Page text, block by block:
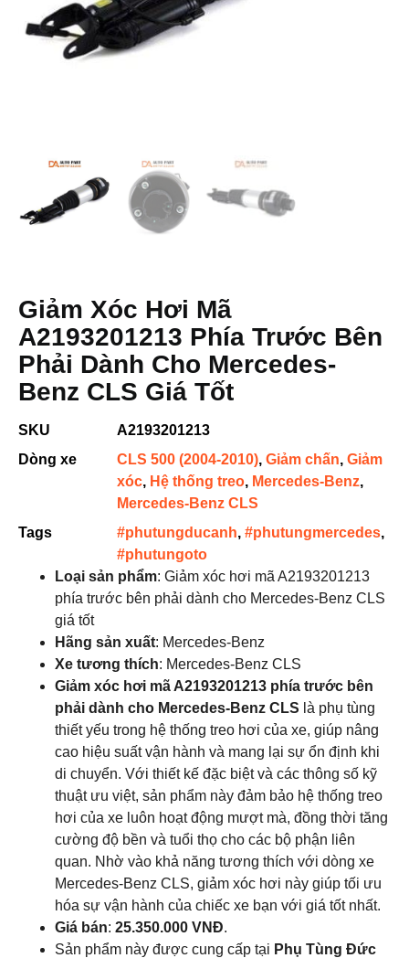
Giảm Xóc Hơi Mã
A2193201213 Phía Trước Bên
Phải Dành Cho Mercedes-
Benz CLS Giá Tốt
SKU
A2193201213
Dòng xe
CLS 500 (2004-2010), Giảm chấn, Giảm
xóc, Hệ thống treo, Mercedes-Benz,
Mercedes-Benz CLS
Tags
#phutungducanh, #phutungmercedes,
#phutungoto
Loại sản phẩm: Giảm xóc hơi mã A2193201213
phía trước bên phải dành cho Mercedes-Benz CLS
giá tốt
Hãng sản xuất: Mercedes-Benz
Xe tương thích: Mercedes-Benz CLS
Giảm xóc hơi mã A2193201213 phía trước bên
phải dành cho Mercedes-Benz CLS là phụ tùng
thiết yếu trong hệ thống treo hơi của xe, giúp nâng
cao hiệu suất vận hành và mang lại sự ổn định khi
di chuyển. Với thiết kế đặc biệt và các thông số kỹ
thuật ưu việt, sản phẩm này đảm bảo hệ thống treo
hơi của xe luôn hoạt động mượt mà, đồng thời tăng
cường độ bền và tuổi thọ cho các bộ phận liên
quan. Nhờ vào khả năng tương thích với dòng xe
Mercedes-Benz CLS, giảm xóc hơi này giúp tối ưu
hóa sự vận hành của chiếc xe bạn với giá tốt nhất.
Giá bán: 25.350.000 VNĐ.
Sản phẩm này được cung cấp tại Phụ Tùng Đức